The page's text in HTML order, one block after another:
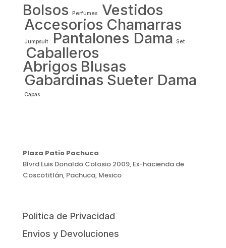
Bolsos Perfumes
Vestidos
Accesorios Chamarras
Jumpsuit Pantalones Dama Set
Caballeros
Abrigos Blusas
Gabardinas Sueter Dama
Capas
Plaza Patio Pachuca
Blvrd Luis Donaldo Colosio 2009, Ex-hacienda de
Coscotitlán, Pachuca, Mexico
Politica de Privacidad
Envios y Devoluciones